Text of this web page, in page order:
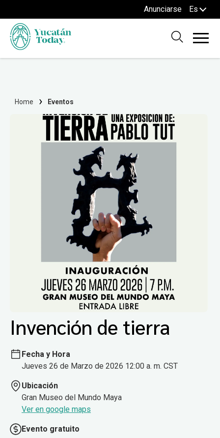
Anunciarse Es
Home Eventos
Invención de tierra
Fecha y Hora
Jueves 26 de Marzo de 2026 12:00 a. m. CST
Ubicación
Gran Museo del Mundo Maya
Ver en google maps
Evento gratuito